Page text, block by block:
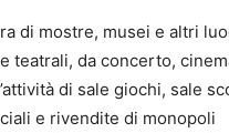
di mostre, musei e altri
teatrali, da concerto,
di sale giochi, sale
e rivendite di monopoli